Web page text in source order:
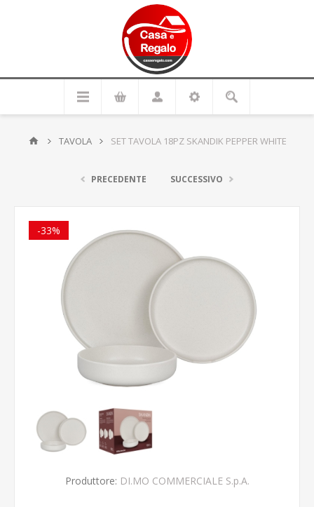
TAVOLA SET TAVOLA 18PZ SKANDIK PEPPER WHITE
PRECEDENTE SUCCESSIVO
-33%
Produttore: DI.MO COMMERCIALE S.p.A.